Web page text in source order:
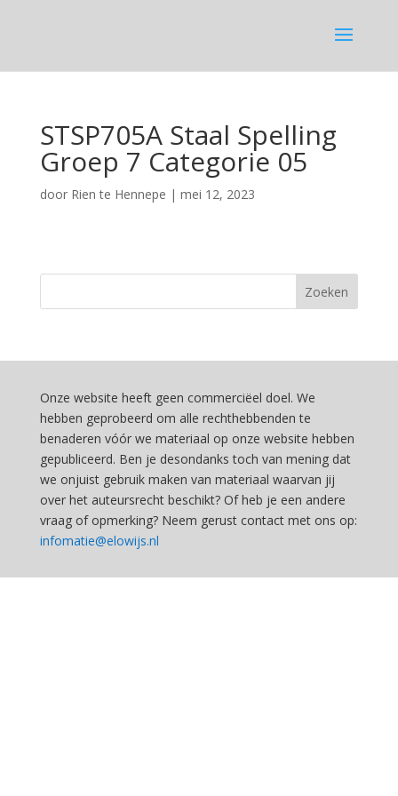
STSP705A Staal Spelling
Groep 7 Categorie 05
door Rien te Hennepe | mei 12, 2023
Onze website heeft geen commerciëel doel. We
hebben geprobeerd om alle rechthebbenden te
benaderen vóór we materiaal op onze website hebben
gepubliceerd. Ben je desondanks toch van mening dat
we onjuist gebruik maken van materiaal waarvan jij
over het auteursrecht beschikt? Of heb je een andere
vraag of opmerking? Neem gerust contact met ons op:
infomatie@elowijs.nl